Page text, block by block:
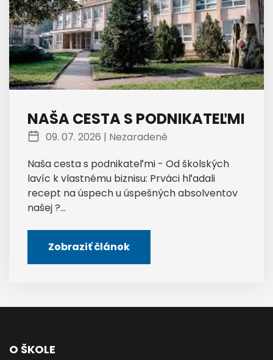
NAŠA CESTA S PODNIKATEĽMI
09. 07. 2026 | Nezaradené
Naša cesta s podnikateľmi - Od školských
lavíc k vlastnému biznisu: Prváci hľadali
recept na úspech u úspešných absolventov
našej ?...
Zobraziť článok
O ŠKOLE